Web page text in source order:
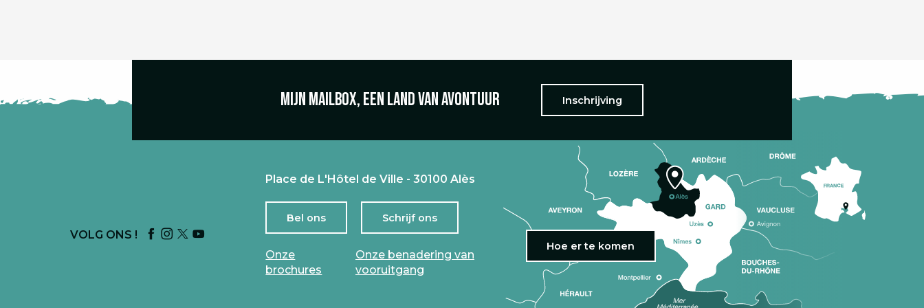
Mijn mailbox, een land van avontuur Inschrijving
VOLG ONS !
Place de L'Hôtel de Ville - 30100 Alès
Bel ons Schrijf ons
Onze
brochures
Onze benadering van
vooruitgang
Hoe er te komen